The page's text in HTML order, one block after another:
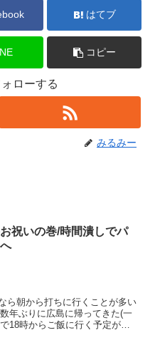
はてブ
コピー
ローする
みるみー
祝いの巻/時間潰しでパ
ら朝から打ちに行くことが多い
年ぶりに広島に帰ってきた(一
18時からご飯に行く予定があ